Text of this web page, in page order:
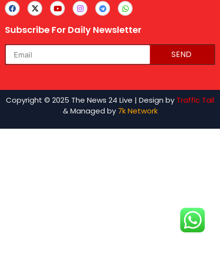
Subscribe For Daily Newsletter
SEND
Copyright © 2025 The News 24 Live | Design by Traffic Tail
& Managed by 7k Network